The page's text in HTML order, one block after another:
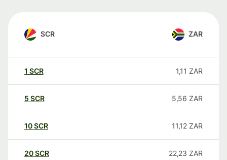
SCR ZAR
1 SCR 1,11 ZAR
5 SCR 5,56 ZAR
10SCR 11,12 ZAR
20SCR 22,23 ZAR